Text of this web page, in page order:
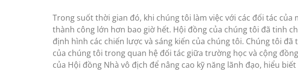
Trong suốt thời gian đó, khi chúng tôi làm việc với các đối tác
thành công lớn hơn bao giờ hết. Hội đồng của chúng tôi đã tinh
định hình các chiến lược và sáng kiến ​​của chúng tôi. Chúng tôi
của chúng tôi trong quan hệ đối tác giữa trường học và cộng
của Hội đồng Nhà vô địch để nâng cao kỹ năng lãnh đạo, hiểu